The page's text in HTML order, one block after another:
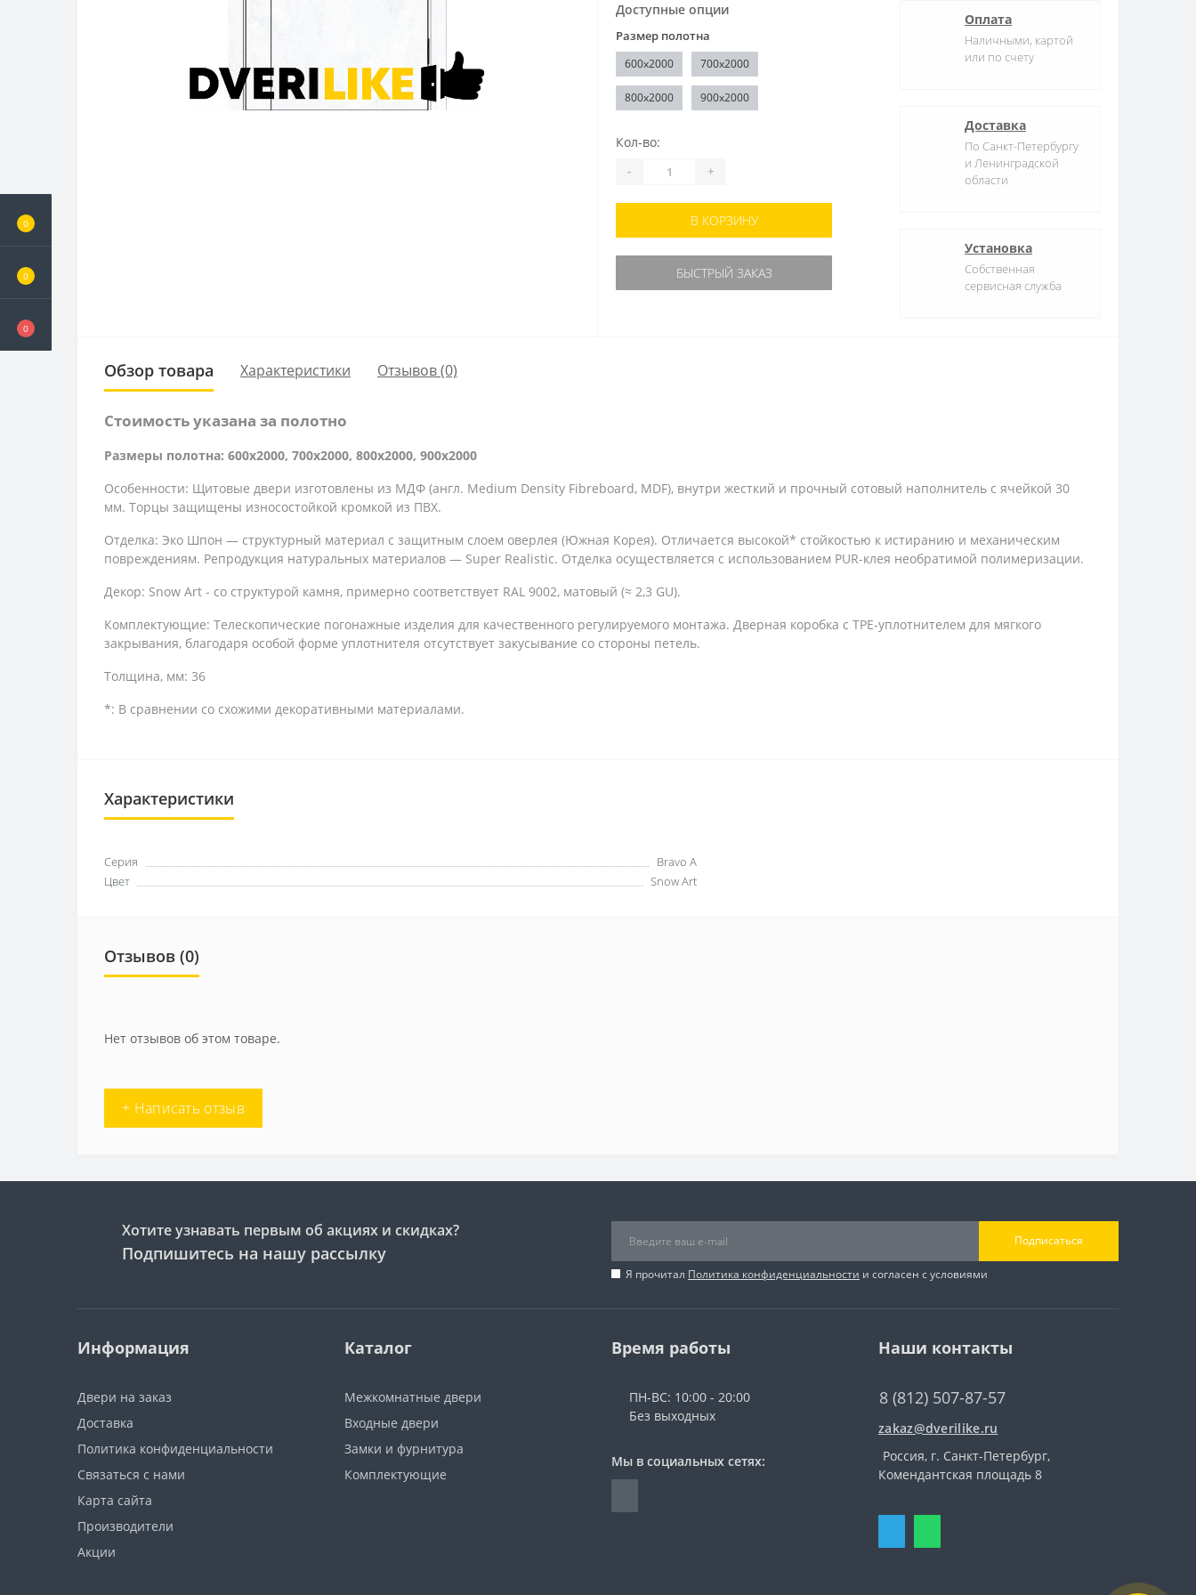
0
0
0
Доступные опции
Размер полотна
600x2000 700x2000
800x2000 900x2000
Кол-во:
- +
В КОРЗИНУ
БЫСТРЫЙ ЗАКАЗ
Оплата
Наличными, картой
или по счету
Доставка
По Санкт-Петербургу
и Ленинградской
области
Установка
Собственная
сервисная служба
Обзор товара Характеристики Отзывов (0)
Стоимость указана за полотно
Размеры полотна: 600x2000, 700x2000, 800x2000, 900x2000
Особенности: Щитовые двери изготовлены из МДФ (англ. Medium Density Fibreboard, MDF), внутри жесткий и прочный сотовый наполнитель с ячейкой 30
мм. Торцы защищены износостойкой кромкой из ПВХ.
Отделка: Эко Шпон — структурный материал с защитным слоем оверлея (Южная Корея). Отличается высокой* стойкостью к истиранию и механическим
повреждениям. Репродукция натуральных материалов — Super Realistic. Отделка осуществляется с использованием PUR-клея необратимой полимеризации.
Декор: Snow Art - со структурой камня, примерно соответствует RAL 9002, матовый (≈ 2,3 GU).
Комплектующие: Телескопические погонажные изделия для качественного регулируемого монтажа. Дверная коробка с TPE-уплотнителем для мягкого
закрывания, благодаря особой форме уплотнителя отсутствует закусывание со стороны петель.
Толщина, мм: 36
*: В сравнении со схожими декоративными материалами.
Характеристики
Серия
Bravo A
Цвет
Snow Art
Отзывов (0)
Нет отзывов об этом товаре.
+ Написать отзыв
Хотите узнавать первым об акциях и скидках?
Подпишитесь на нашу рассылку
Подписаться
Я прочитал Политика конфиденциальности и согласен с условиями
Информация
Двери на заказ
Доставка
Политика конфиденциальности
Связаться с нами
Карта сайта
Производители
Акции
Каталог
Межкомнатные двери
Входные двери
Замки и фурнитура
Комплектующие
Время работы
ПН-ВС: 10:00 - 20:00
Без выходных
Мы в социальных сетях:
Наши контакты
8 (812) 507-87-57
zakaz@dverilike.ru
Россия, г. Санкт-Петербург,
Комендантская площадь 8